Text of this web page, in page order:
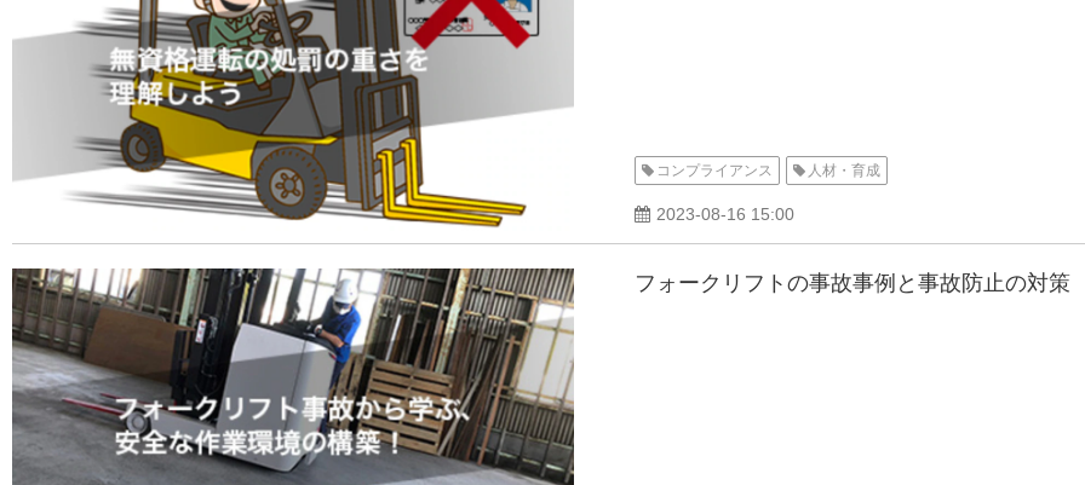
コンプライアンス 人材・育成
2023-08-16 15:00
フォークリフトの事故事例と事故防止の対策